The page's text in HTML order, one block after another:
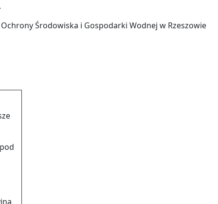
Środowiska i Gospodarki Wodnej w Rzeszowie